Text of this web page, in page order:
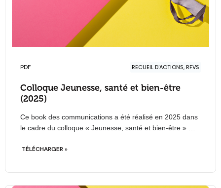
PDF RECUEIL D'ACTIONS, RFVS
Colloque Jeunesse, santé et bien-être
(2025)
Ce book des communications a été réalisé en 2025 dans
le cadre du colloque « Jeunesse, santé et bien-être » …
TÉLÉCHARGER »